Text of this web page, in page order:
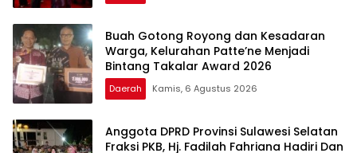
Buah Gotong Royong dan Kesadaran
Warga, Kelurahan Patte’ne Menjadi
Bintang Takalar Award 2026
Daerah Kamis, 6 Agustus 2026
Anggota DPRD Provinsi Sulawesi Selatan
Fraksi PKB, Hj. Fadilah Fahriana Hadiri Dan